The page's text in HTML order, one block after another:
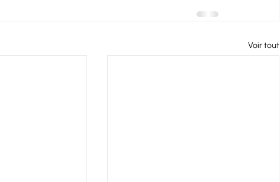
Voir tout